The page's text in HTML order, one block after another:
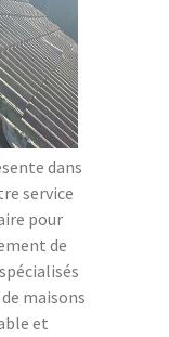
dans
service
pour
de
maisons
et